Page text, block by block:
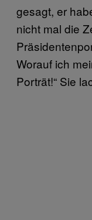
gesagt, er
nicht mal die
Worauf ich
Porträt!“ Sie